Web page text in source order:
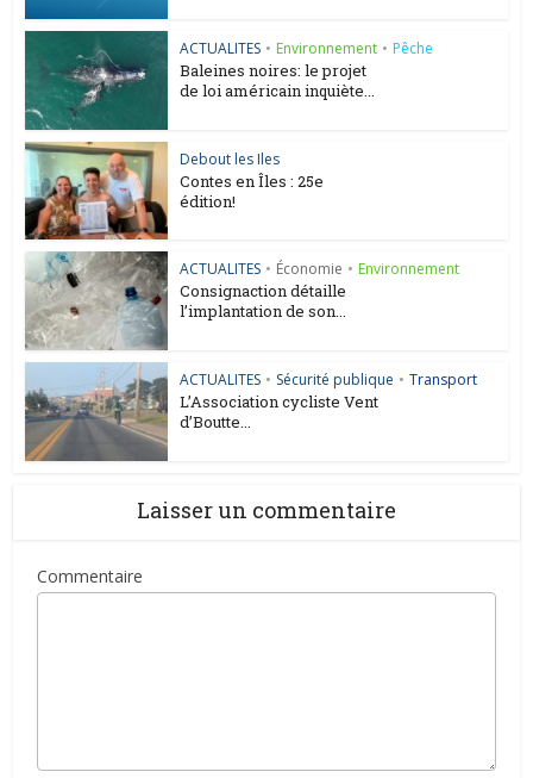
ACTUALITES • Environnement • Pêche
Baleines noires: le projet
de loi américain inquiète...
Debout les Iles
Contes en Îles : 25e
édition!
ACTUALITES • Économie • Environnement
Consignaction détaille
l’implantation de son...
ACTUALITES • Sécurité publique • Transport
L’Association cycliste Vent
d’Boutte...
Laisser un commentaire
Commentaire